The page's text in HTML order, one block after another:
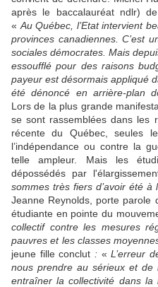
après le baccalauréat ndlr)
« Au Québec, l’Etat intervient
provinces canadiennes. C’est
sociales démocrates. Mais
essoufflé pour des raisons
payeur est désormais appliqué
été dénoncé en arrière-plan
Lors de la plus grande
se sont rassemblées dans les
récente du Québec, seules
l’indépendance ou contre la
telle ampleur. Mais les
dépossédés par
sommes très fiers d’avoir été à
Jeanne Reynolds, porte parole
étudiante en pointe du
collectif contre les mesures
pauvres et les classes
jeune fille conclut : «L’erreur
nous prendre au sérieux et
entraîner la collectivité dans